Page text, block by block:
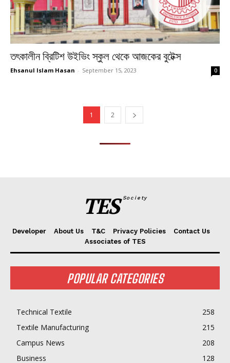
তৎকালীন ব্রিটিশ উইভিং স্কুল থেকে আজকের বুটেক্স
Ehsanul Islam Hasan - September 15, 2023 0
1 2
TES Society
Developer About Us T&C Privacy Policies
Contact Us
Associates of TES
POPULAR CATEGORIES
Technical Textile
258
Textile Manufacturing
215
Campus News
208
Business
128